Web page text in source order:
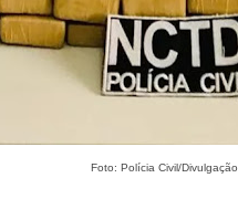
Foto: Polícia Civil/Divulgação